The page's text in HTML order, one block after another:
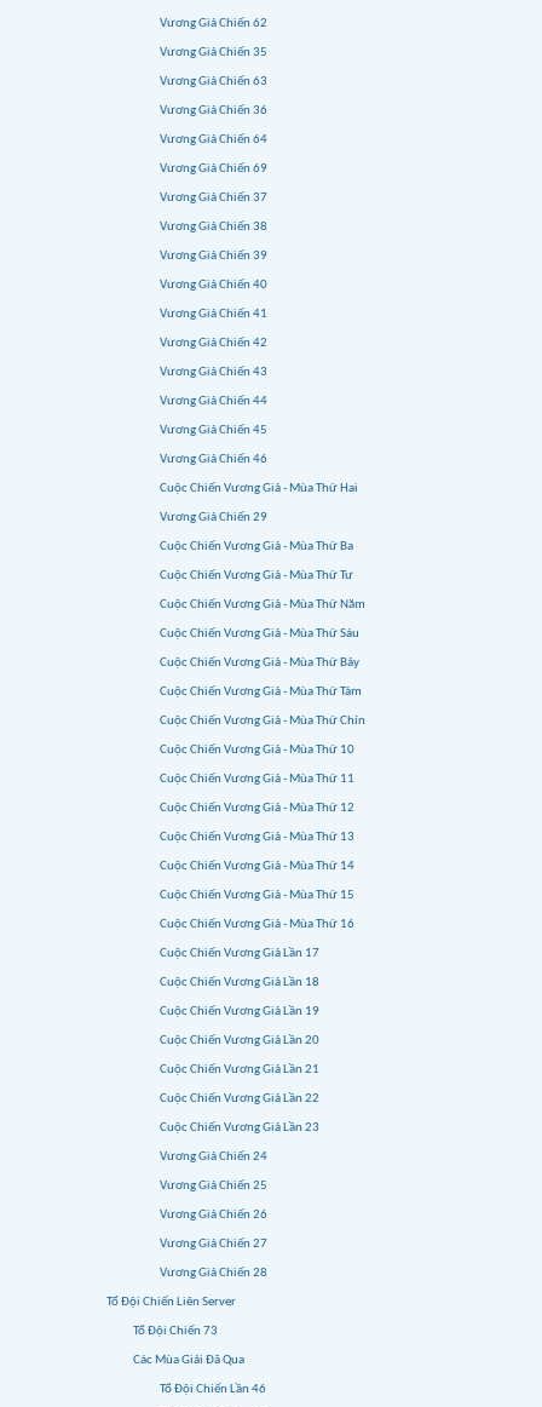
Vương Giả Chiến 62
Vương Giả Chiến 35
Vương Giả Chiến 63
Vương Giả Chiến 36
Vương Giả Chiến 64
Vương Giả Chiến 69
Vương Giả Chiến 37
Vương Giả Chiến 38
Vương Giả Chiến 39
Vương Giả Chiến 40
Vương Giả Chiến 41
Vương Giả Chiến 42
Vương Giả Chiến 43
Vương Giả Chiến 44
Vương Giả Chiến 45
Vương Giả Chiến 46
Cuộc Chiến Vương Giả - Mùa Thứ Hai
Vương Giả Chiến 29
Cuộc Chiến Vương Giả - Mùa Thứ Ba
Cuộc Chiến Vương Giả - Mùa Thứ Tư
Cuộc Chiến Vương Giả - Mùa Thứ Năm
Cuộc Chiến Vương Giả - Mùa Thứ Sáu
Cuộc Chiến Vương Giả - Mùa Thứ Bảy
Cuộc Chiến Vương Giả - Mùa Thứ Tám
Cuộc Chiến Vương Giả - Mùa Thứ Chín
Cuộc Chiến Vương Giả - Mùa Thứ 10
Cuộc Chiến Vương Giả - Mùa Thứ 11
Cuộc Chiến Vương Giả - Mùa Thứ 12
Cuộc Chiến Vương Giả - Mùa Thứ 13
Cuộc Chiến Vương Giả - Mùa Thứ 14
Cuộc Chiến Vương Giả - Mùa Thứ 15
Cuộc Chiến Vương Giả - Mùa Thứ 16
Cuộc Chiến Vương Giả Lần 17
Cuộc Chiến Vương Giả Lần 18
Cuộc Chiến Vương Giả Lần 19
Cuộc Chiến Vương Giả Lần 20
Cuộc Chiến Vương Giả Lần 21
Cuộc Chiến Vương Giả Lần 22
Cuộc Chiến Vương Giả Lần 23
Vương Giả Chiến 24
Vương Giả Chiến 25
Vương Giả Chiến 26
Vương Giả Chiến 27
Vương Giả Chiến 28
Tổ Đội Chiến Liên Server
Tổ Đội Chiến 73
Các Mùa Giải Đã Qua
Tổ Đội Chiến Lần 46